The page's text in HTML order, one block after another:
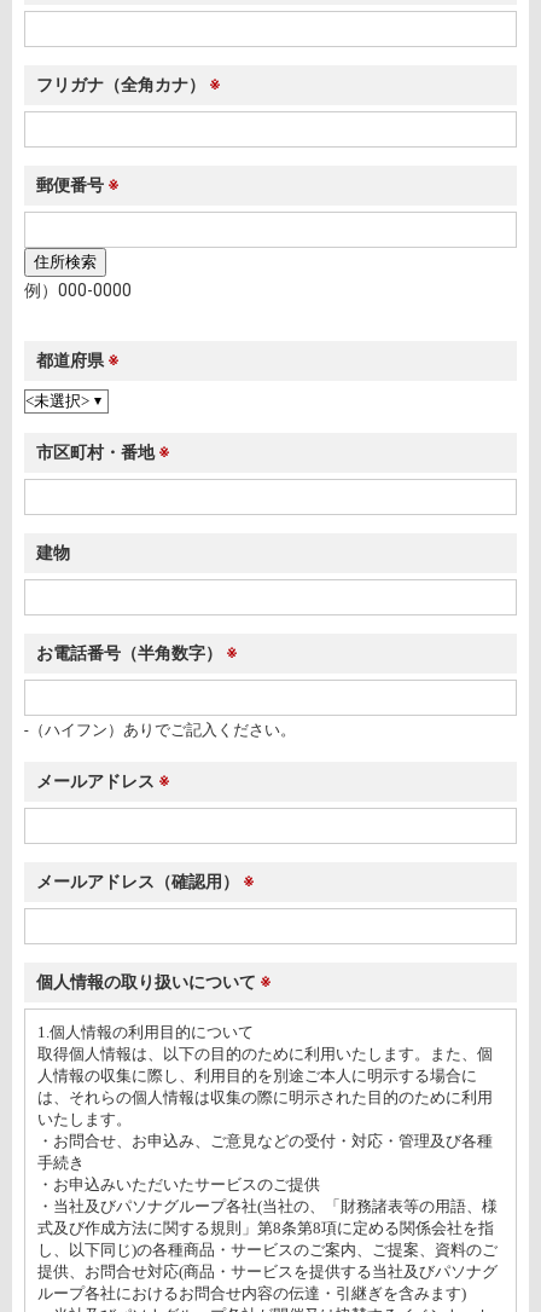
フリガナ （全角カナ） ※
郵便番号 ※
例）000-0000
都道府県 ※
市区町村・番地 ※
建物
お電話番号 （半角数字） ※
-（ハイフン）ありでご記入ください。
メールアドレス ※
メールアドレス （確認用） ※
個人情報の取り扱いについて ※